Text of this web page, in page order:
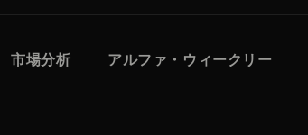
市場分析 アルファ・ウィークリー